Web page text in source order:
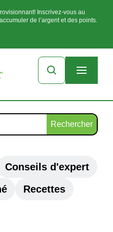
Inscrivez-vous au
de l’argent et des points.
Rechercher
Conseils d'expert
Recettes